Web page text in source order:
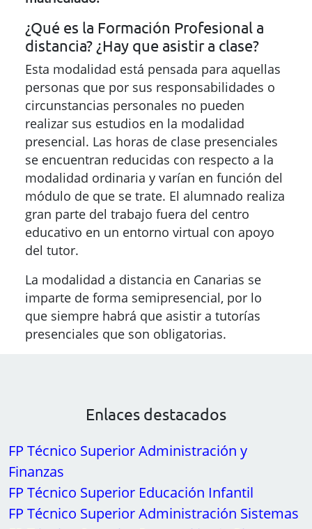
educativo en un entorno virtual con apoyo
del tutor.
La modalidad a distancia en Canarias se
imparte de forma semipresencial, por lo
que siempre habrá que asistir a tutorías
presenciales que son obligatorias.
Enlaces destacados
FP Técnico Superior Administración y
FP Técnico Superior Educación Infantil
FP Técnico Superior Administración Sistemas
FP Técnico Superior Prevención de Riesgos
Preguntas Frecuentes
Pruebas libres FP
Organismos Oficiales
Glosario de FP Grado Superior